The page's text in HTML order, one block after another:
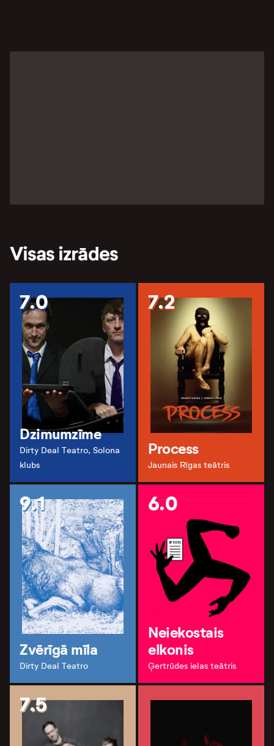
Visas izrādes
7.0
Dzimumzīme
Dirty Deal Teatro, Solona
klubs
7.2
Process
Jaunais Rīgas teātris
9.1
Zvērīgā mīla
Dirty Deal Teatro
6.0
Neiekostais
elkonis
Ģertrūdes ielas teātris
7.5